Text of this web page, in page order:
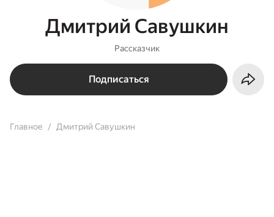
Дмитрий Савушкин
Рассказчик
Подписаться
Главное Дмитрий Савушкин